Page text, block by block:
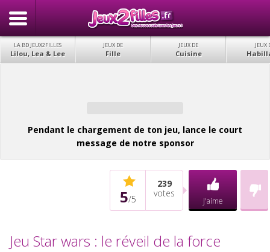
LA BD JEUX2FILLES
Lilou, Lea & Lee
JEUX DE
Fille
JEUX DE
Cuisine
JEUX
Pendant le chargement de ton jeu, lance le court
message de notre sponsor
5/5
239
votes
J'aime
Jeu Star wars : le réveil de la force